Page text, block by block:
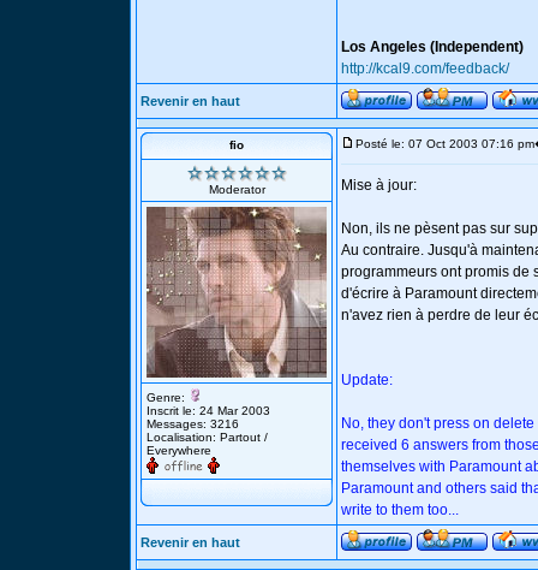
Los Angeles (Independent)
http://kcal9.com/feedback/
Revenir en haut
fio
Moderator
Genre:
Inscrit le: 24 Mar 2003
Messages: 3216
Localisation: Partout /
Everywhere
Posté le: 07 Oct 2003 07:16 pm
Mise à jour:
Non, ils ne pèsent pas sur
Au contraire. Jusqu'à
programmeurs ont promis de
d'écrire à Paramount
n'avez rien à perdre de leur
Update:
No, they don't press on
received 6 answers from
themselves with Paramount
Paramount and others said
write to them too...
Revenir en haut